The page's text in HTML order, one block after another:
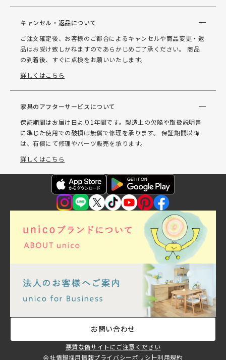
キャンセル・返品について
ご注文確定後、お客様のご都合によるキャンセルや商品変更・返
品はお受け致しかねますのであらかじめご了承ください。 商品
の到着後、すぐに点検をお願いいたします。
詳しくはこちら
家具のアフターサービスについて
保証期間はお届け日より1年間です。製造上の欠陥や取扱説明書
に準じた使用での破損は無償で修理を承ります。 保証期間以降
は、有償にて修理やパーツ販売を承ります。
詳しくはこちら
お問い合わせ
悪質な偽サイトにご注意ください
会社情報採用情報プライバシーポリシー利用規約